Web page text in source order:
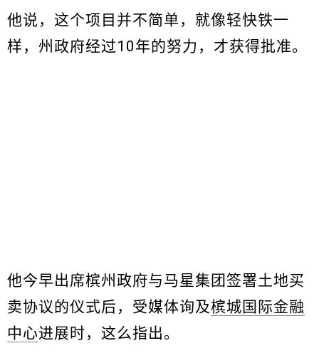
他说，这个项目并不简单，就像轻快铁一
样，州政府经过10年的努力，才获得批准。
他今早出席槟州政府与马星集团签署土地买
卖协议的仪式后，受媒体询及槟城国际金融
中心进展时，这么指出。